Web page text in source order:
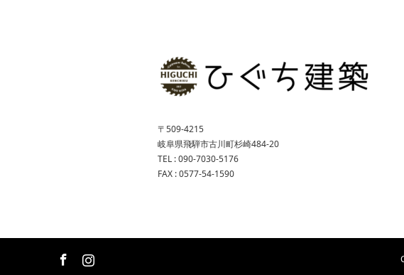
〒509-4215
岐阜県飛騨市古川町杉崎484-20
TEL : 090-7030-5176
FAX : 0577-54-1590